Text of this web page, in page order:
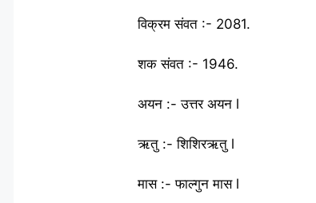
विक्रम संवत :- 2081.
शक संवत :- 1946.
अयन :- उत्तर अयन l
ऋतु :- शिशिरऋतु l
मास :- फाल्गुन मास l